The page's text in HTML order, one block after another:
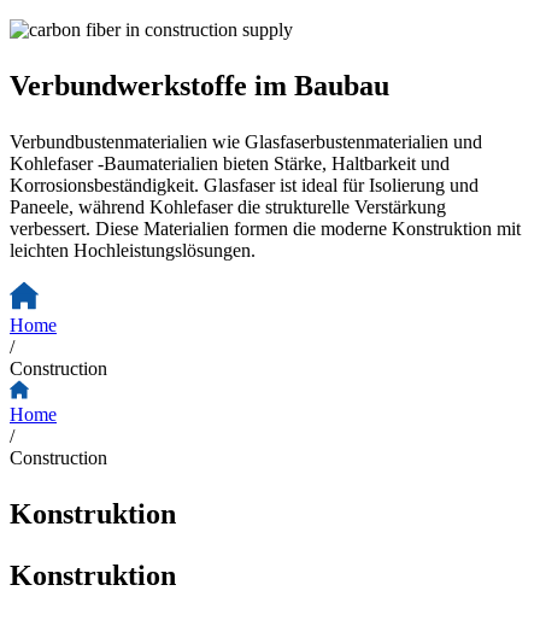
Verbundwerkstoffe im Baubau
Verbundbustenmaterialien wie Glasfaserbustenmaterialien und
Kohlefaser -Baumaterialien bieten Stärke, Haltbarkeit und
Korrosionsbeständigkeit. Glasfaser ist ideal für Isolierung und
Paneele, während Kohlefaser die strukturelle Verstärkung
verbessert. Diese Materialien formen die moderne Konstruktion mit
leichten Hochleistungslösungen.
Home
/
Construction
Home
/
Construction
Konstruktion
Konstruktion